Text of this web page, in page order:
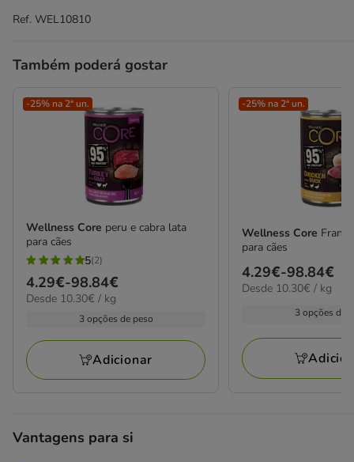
Ref. WEL10810
Também poderá gostar
-25% na 2ª un.
Wellness Core peru e cabra lata
para cães
5
estrelas
com
avaliações
5(2)
Preço
de
98.84€
4.29€-98.84€
10.30€
Desde 10.30€ / kg
3 opções de peso
Adicionar
-25% na 2ª un.
Wellness Core
para cães
Preço
de
98.84€
4.29€-98.84€
10.30€
Desde 10.30€ / kg
3 opções de
Vantagens para si